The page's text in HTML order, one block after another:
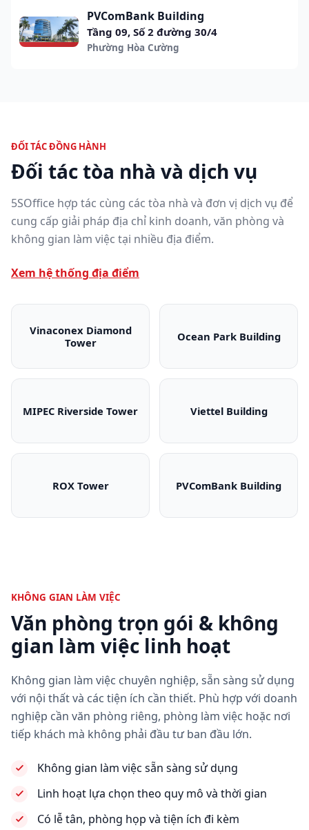
PVComBank Building
Tầng 09, Số 2 đường 30/4
Phường Hòa Cường
ĐỐI TÁC ĐỒNG HÀNH
Đối tác tòa nhà và dịch vụ
5SOffice hợp tác cùng các tòa nhà và đơn vị dịch vụ để
cung cấp giải pháp địa chỉ kinh doanh, văn phòng và
không gian làm việc tại nhiều địa điểm.
Xem hệ thống địa điểm
Vinaconex Diamond
TowerVinaconex Diamond Tower
Ocean Park Building
Ocean Park
MIPEC Riverside Tower
MIPEC Riverside Tower
Viettel Building
Viettel Building
ROX Tower
ROX Tower
PVComBank Building
PVComBank
KHÔNG GIAN LÀM VIỆC
Văn phòng trọn gói & không
gian làm việc linh hoạt
Không gian làm việc chuyên nghiệp, sẵn sàng sử dụng
với nội thất và các tiện ích cần thiết. Phù hợp với doanh
nghiệp cần văn phòng riêng, phòng làm việc hoặc nơi
tiếp khách mà không phải đầu tư ban đầu lớn.
Không gian làm việc sẵn sàng sử dụng
Linh hoạt lựa chọn theo quy mô và thời gian
Có lễ tân, phòng họp và tiện ích đi kèm